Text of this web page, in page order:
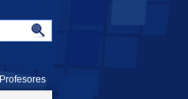
Profesores